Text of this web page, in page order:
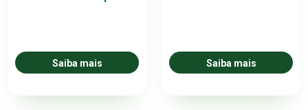
Saiba mais Saiba mais